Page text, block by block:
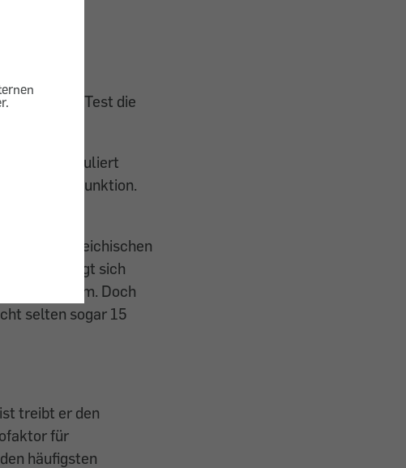
unserem Test die
Chlorid reguliert
die Nervenfunktion.
im Österreichischen
genehmigt sich
9 Gramm. Doch
selten sogar 15
treibt er den
für
häufigsten